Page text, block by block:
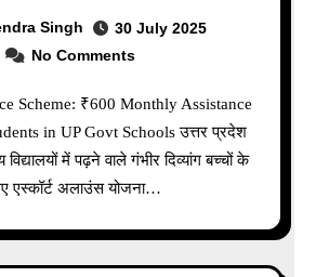
Singh
30 July 2025
No Comments
in UP Govt Schools उत्तर प्रदेश
में पढ़ने वाले गंभीर दिव्यांग बच्चों के
एस्कॉर्ट अलाउंस योजना…